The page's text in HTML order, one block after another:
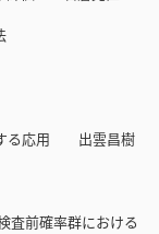
る応用 出雲昌樹
前確率群における